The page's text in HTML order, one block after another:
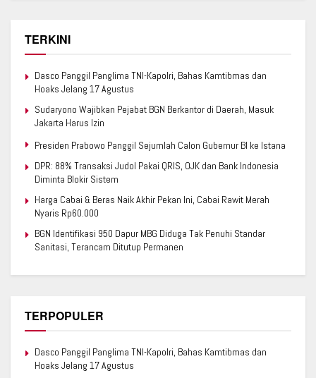
TERKINI
Dasco Panggil Panglima TNI-Kapolri, Bahas Kamtibmas dan
Hoaks Jelang 17 Agustus
Sudaryono Wajibkan Pejabat BGN Berkantor di Daerah, Masuk
Jakarta Harus Izin
Presiden Prabowo Panggil Sejumlah Calon Gubernur BI ke Istana
DPR: 88% Transaksi Judol Pakai QRIS, OJK dan Bank Indonesia
Diminta Blokir Sistem
Harga Cabai & Beras Naik Akhir Pekan Ini, Cabai Rawit Merah
Nyaris Rp60.000
BGN Identifikasi 950 Dapur MBG Diduga Tak Penuhi Standar
Sanitasi, Terancam Ditutup Permanen
TERPOPULER
Dasco Panggil Panglima TNI-Kapolri, Bahas Kamtibmas dan
Hoaks Jelang 17 Agustus